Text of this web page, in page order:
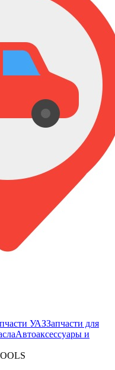
УАЗЗапчасти для
Автоаксессуары и